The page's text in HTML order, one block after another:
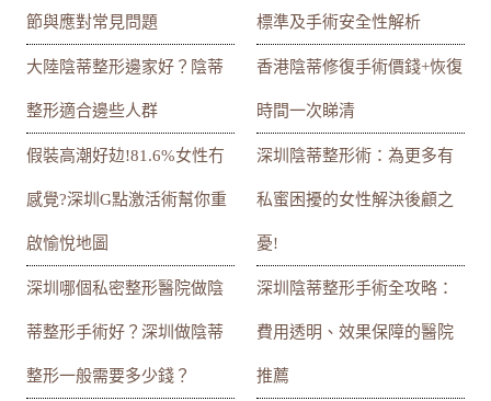
節與應對常見問題 標準及手術安全性解析
大陸陰蒂整形邊家好？陰蒂
整形適合邊些人群
香港陰蒂修復手術價錢+恢復
時間一次睇清
假裝高潮好攰!81.6%女性冇
感覺?深圳G點激活術幫你重
啟愉悅地圖
深圳陰蒂整形術：為更多有
私蜜困擾的女性解決後顧之
憂!
深圳哪個私密整形醫院做陰
蒂整形手術好？深圳做陰蒂
整形一般需要多少錢？
深圳陰蒂整形手術全攻略：
費用透明、效果保障的醫院
推薦